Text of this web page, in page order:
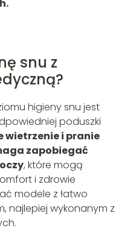
snu z
higieny snu jest
poduszki
wietrzenie i pranie
zapobiegać
, które mogą
i zdrowie
modele z łatwo
najlepiej wykonanym z